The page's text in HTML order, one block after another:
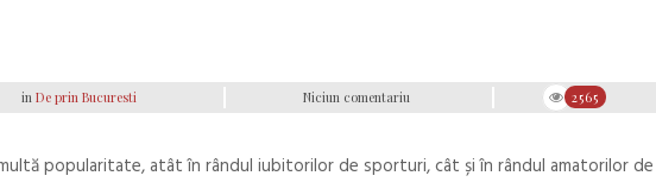
in De prin Bucuresti Niciun comentariu 2565
popularitate, atât în rândul iubitorilor de sporturi, cât și în rândul amatorilor de